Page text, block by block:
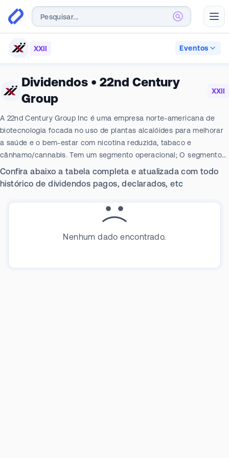
XXII Eventos
Dividendos • 22nd Century
Group
XXII
A 22nd Century Group Inc é uma empresa norte-americana de
biotecnologia focada no uso de plantas alcalóides para melhorar
a saúde e o bem-estar com nicotina reduzida, tabaco e
cânhamo/cannabis. Tem um segmento operacional; O segmento
de tabaco comercializa suas fábricas de tabaco e produtos de
cigarro VLNC proprietários, que contêm nicotina do que tabaco e
SPECTRUM. A maior parte de sua receita vem do segmento de
Confira abaixo a tabela completa e atualizada com todo
histórico de dividendos pagos, declarados, etc
Nenhum dado encontrado.